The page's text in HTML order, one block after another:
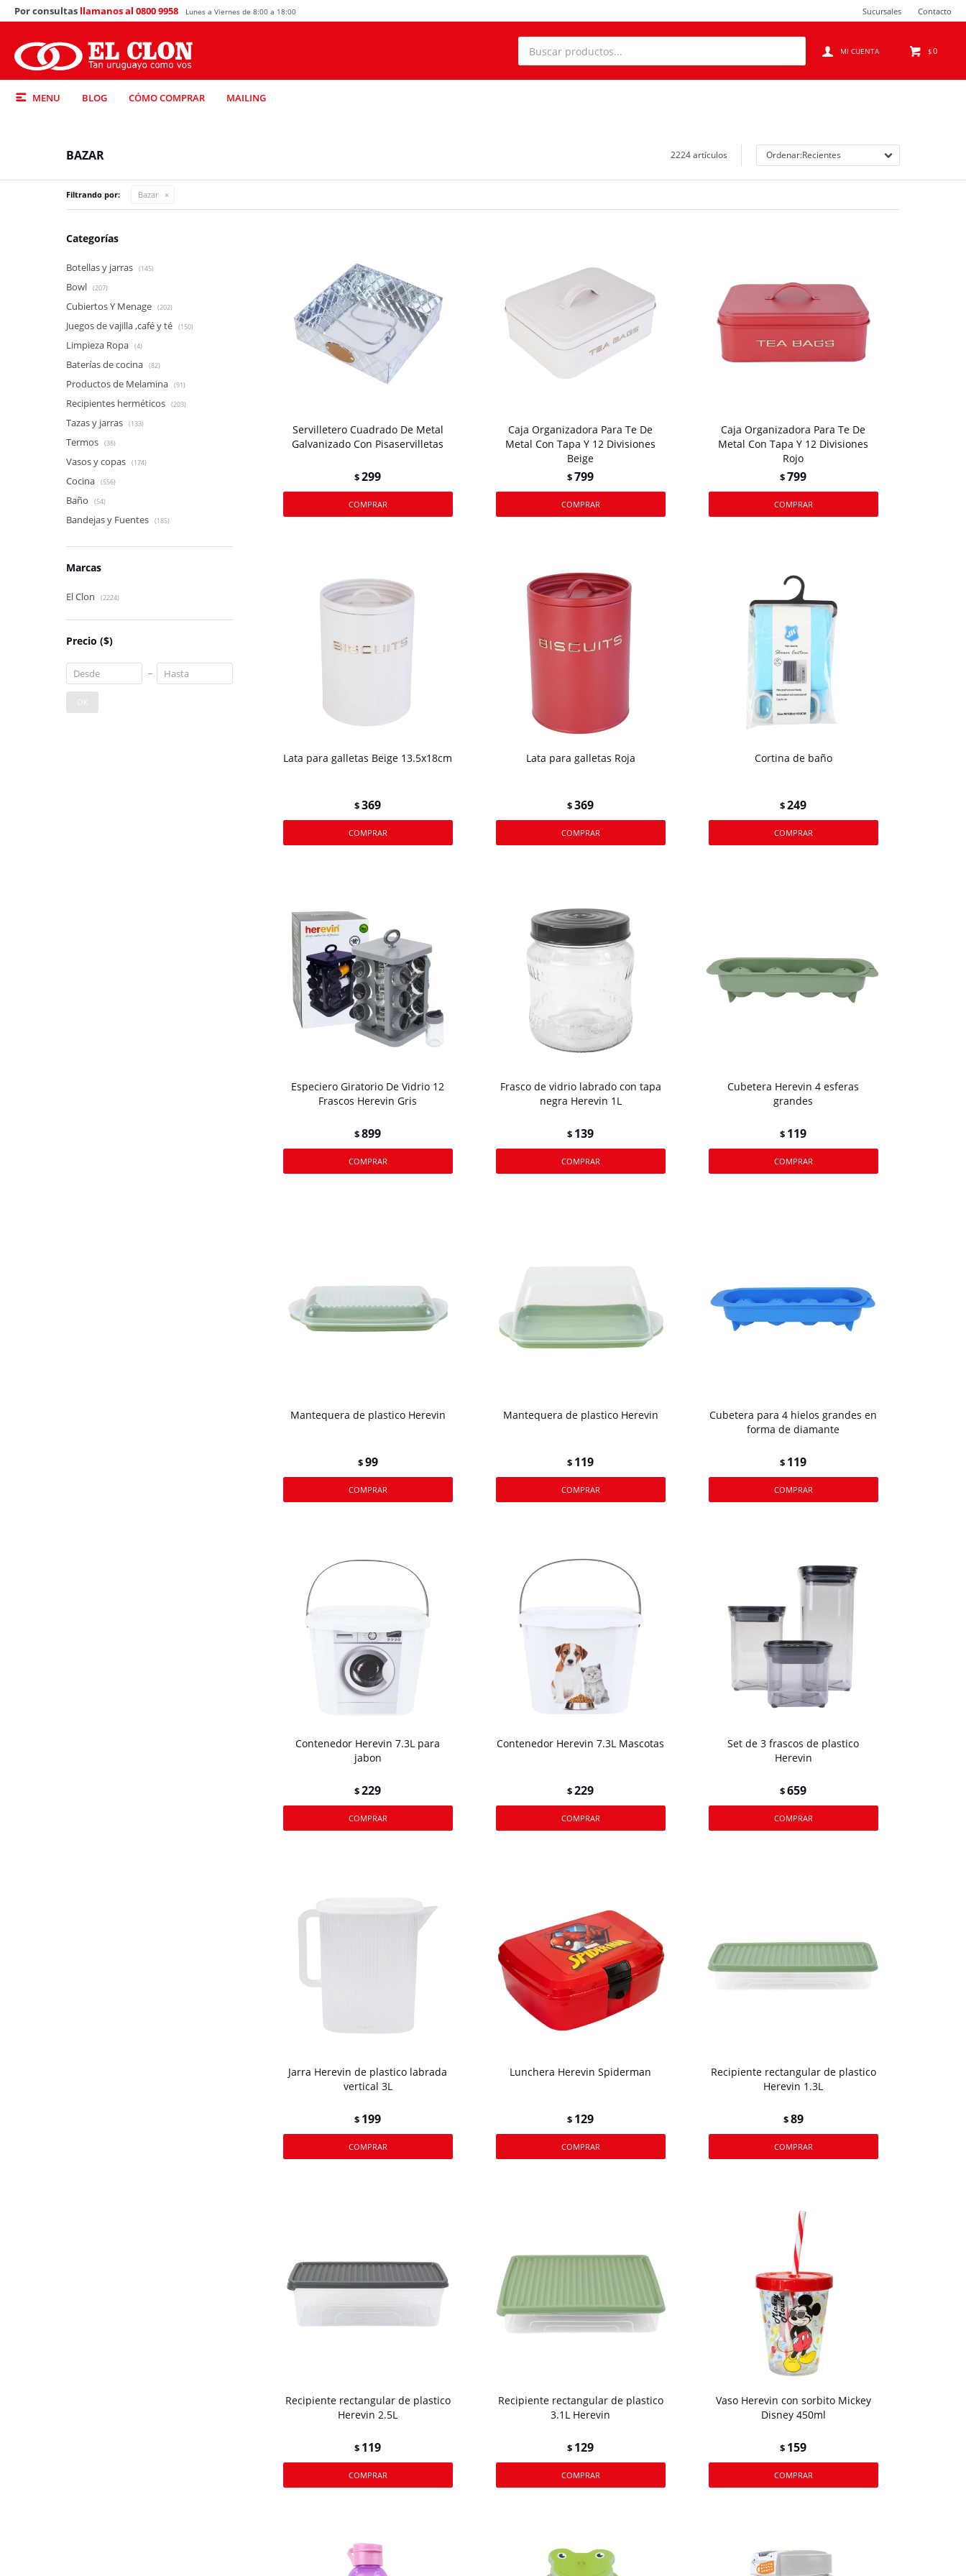
MENU BLOG CÓMO COMPRAR MAILING
$0
Por consultas llamanos al 0800 9958 Lunes a Viernes de 8:00 a 18:00 Sucursales Contacto
BAZAR 2224 artículos Recientes
Filtrando por: Bazar
Servilletero Cuadrado De Metal
Galvanizado Con Pisaservilletas
$299
Caja Organizadora Para Te De
Metal Con Tapa Y 12 Divisiones
Beige
$799
Caja Organizadora Para Te De
Metal Con Tapa Y 12 Divisiones
Rojo
$799
Lata para galletas Beige 13.5x18cm
$369
Lata para galletas Roja
$369
Cortina de baño
$249
Especiero Giratorio De Vidrio 12
Frascos Herevin Gris
$899
Frasco de vidrio labrado con tapa
negra Herevin 1L
$ 139
Cubetera Herevin 4 esferas
grandes
$ 119
Mantequera de plastico Herevin
$99
Mantequera de plastico Herevin
$ 119
Cubetera para 4 hielos grandes en
forma de diamante
$ 119
Contenedor Herevin 7.3L para
jabon
$229
Contenedor Herevin 7.3L Mascotas
$229
Set de 3 frascos de plastico
Herevin
$659
Jarra Herevin de plastico labrada
vertical 3L
$ 199
Lunchera Herevin Spiderman
$ 129
Recipiente rectangular de plastico
Herevin 1.3L
$89
Recipiente rectangular de plastico
Herevin 2.5L
$ 119
Recipiente rectangular de plastico
3.1L Herevin
$ 129
Vaso Herevin con sorbito Mickey
Disney 450ml
$ 159
Categorías
Botellas y jarras (145)
Bowl (207)
Cubiertos Y Menage (202)
Juegos de vajilla ,café y té (150)
Limpieza Ropa (4)
Baterías de cocina (82)
Productos de Melamina (91)
Recipientes herméticos (203)
Tazas y jarras (133)
Termos (38)
Vasos y copas (174)
Cocina (556)
Baño (54)
Bandejas y Fuentes (185)
Marcas
El Clon (2224)
Precio ($)
OK